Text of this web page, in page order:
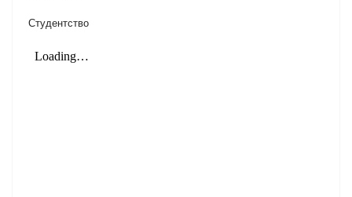
Студентство